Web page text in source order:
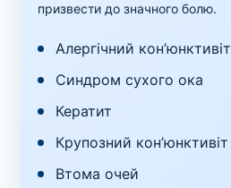
призвести до значного болю.
Алергічний кон’юнктивіт
Синдром сухого ока
Кератит
Крупозний кон’юнктивіт
Втома очей